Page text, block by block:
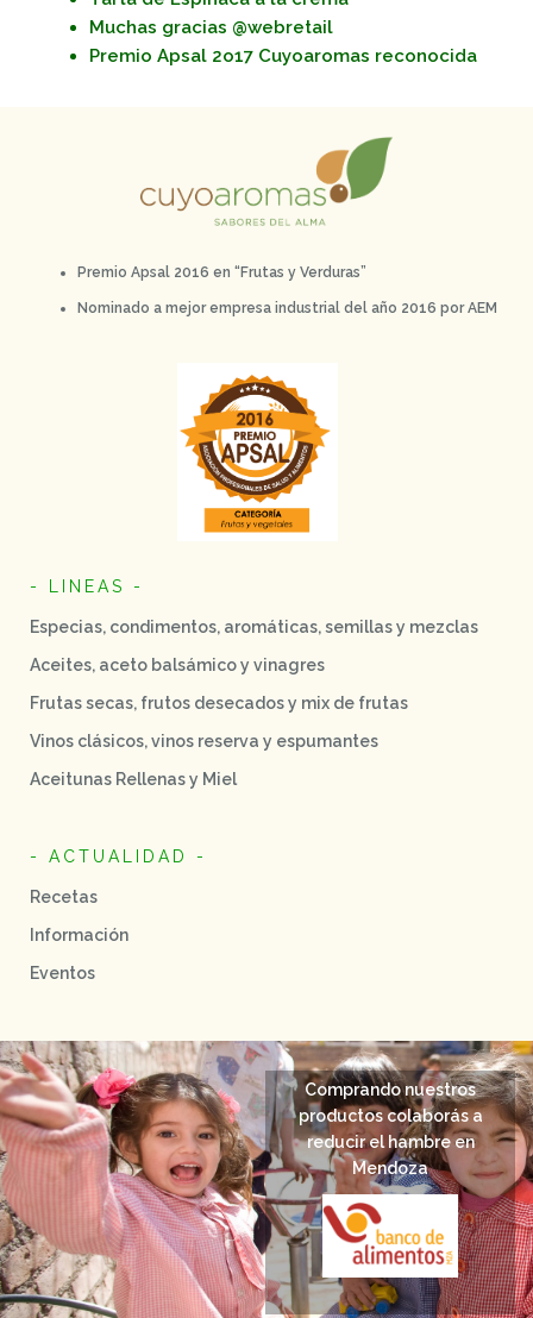
Muchas gracias @webretail
Premio Apsal 2o17 Cuyoaromas reconocida
Premio Apsal 2016 en “Frutas y Verduras”
Nominado a mejor empresa industrial del año 2016 por AEM
- LINEAS -
Especias, condimentos, aromáticas, semillas y mezclas
Aceites, aceto balsámico y vinagres
Frutas secas, frutos desecados y mix de frutas
Vinos clásicos, vinos reserva y espumantes
Aceitunas Rellenas y Miel
- ACTUALIDAD -
Recetas
Información
Eventos
Comprando nuestros
productos colaborás a
reducir el hambre en
Mendoza